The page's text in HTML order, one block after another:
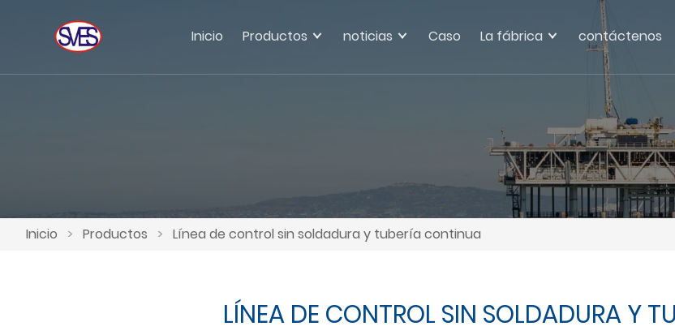
Inicio Productos noticias Caso La fábrica contáctenos
Inicio > Productos > Línea de control sin soldadura y tubería continua
LÍNEA DE CONTROL SIN SOLDADURA Y